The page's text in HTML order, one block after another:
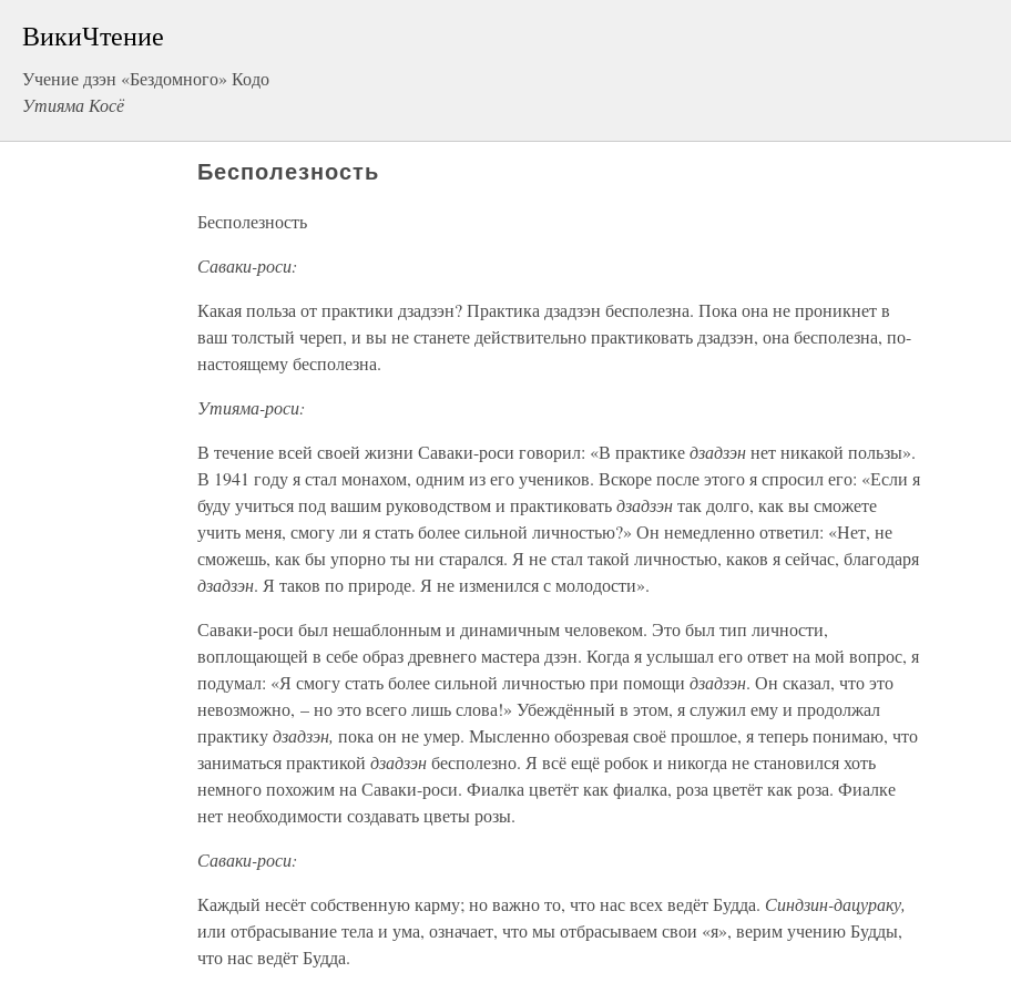
ВикиЧтение
Учение дзэн «Бездомного» Кодо
Утияма Косё
Бесполезность
Бесполезность
Саваки-роси:
Какая польза от практики дзадзэн? Практика дзадзэн бесполезна. Пока она не проникнет в
ваш толстый череп, и вы не станете действительно практиковать дзадзэн, она бесполезна, по-
настоящему бесполезна.
Утияма-роси:
В течение всей своей жизни Саваки-роси говорил: «В практикедзадзэннет никакой пользы».
В 1941 году я стал монахом, одним из его учеников. Вскоре после этого я спросил его: «Если я
буду учиться под вашим руководством и практиковатьдзадзэнтак долго, как вы сможете
учить меня, смогу ли я стать более сильной личностью?» Он немедленно ответил: «Нет, не
сможешь, как бы упорно ты ни старался. Я не стал такой личностью, каков я сейчас, благодаря
дзадзэн. Я таков по природе. Я не изменился с молодости».
Саваки-роси был нешаблонным и динамичным человеком. Это был тип личности,
воплощающей в себе образ древнего мастера дзэн. Когда я услышал его ответ на мой вопрос, я
подумал: «Я смогу стать более сильной личностью при помощи дзадзэн. Он сказал, что это
невозможно, – но это всего лишь слова!» Убеждённый в этом, я служил ему и продолжал
практикудзадзэн, пока он не умер. Мысленно обозревая своё прошлое, я теперь понимаю, что
заниматься практикой дзадзэнбесполезно. Я всё ещё робок и никогда не становился хоть
немного похожим на Саваки-роси. Фиалка цветёт как фиалка, роза цветёт как роза. Фиалке
нет необходимости создавать цветы розы.
Саваки-роси:
Каждый несёт собственную карму; но важно то, что нас всех ведёт Будда. Синдзин-дацураку,
или отбрасывание тела и ума, означает, что мы отбрасываем свои «я», верим учению Будды,
что нас ведёт Будда.